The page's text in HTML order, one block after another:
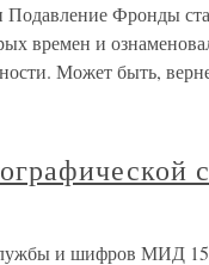
Фронды
времен и
Может быть,
и шифров МИД